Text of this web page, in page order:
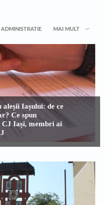
ADMINISTRATIE MAI MULT
Iașului: de ce
Ce spun
Iași, membri ai